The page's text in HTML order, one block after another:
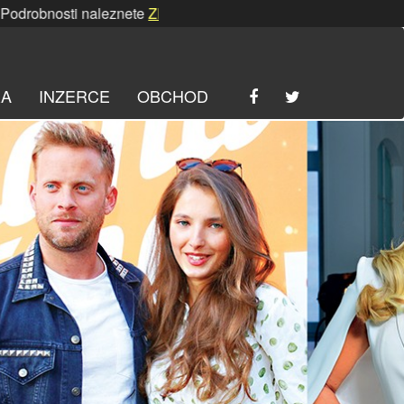
nalezneteZDE. | SRPNOVÁ soutěž! Podrobnosti
INZERCE OBCHOD